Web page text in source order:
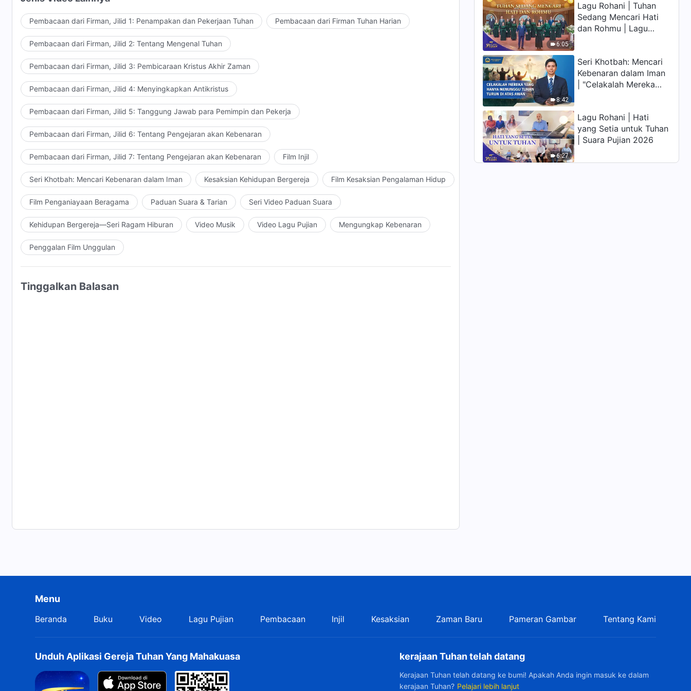
Pembacaan dari Firman, Jilid 1: Penampakan dan Pekerjaan Tuhan Pembacaan dari Firman Tuhan Harian
Pembacaan dari Firman, Jilid 2: Tentang Mengenal Tuhan
Pembacaan dari Firman, Jilid 3: Pembicaraan Kristus Akhir Zaman
Pembacaan dari Firman, Jilid 4: Menyingkapkan Antikristus
Pembacaan dari Firman, Jilid 5: Tanggung Jawab para Pemimpin dan Pekerja
Pembacaan dari Firman, Jilid 6: Tentang Pengejaran akan Kebenaran
Pembacaan dari Firman, Jilid 7: Tentang Pengejaran akan Kebenaran Film Injil
Seri Khotbah: Mencari Kebenaran dalam Iman Kesaksian Kehidupan Bergereja Film Kesaksian Pengalaman Hidup
Film Penganiayaan Beragama Paduan Suara & Tarian Seri Video Paduan Suara
Kehidupan Bergereja—Seri Ragam Hiburan Video Musik Video Lagu Pujian Mengungkap Kebenaran
Penggalan Film Unggulan
Tinggalkan Balasan
memiliki hidup yang
kekal"?
6:05
Lagu Rohani | Tuhan
Sedang Mencari Hati
dan Rohmu | Lagu
8:42
Seri Khotbah: Mencari
Kebenaran dalam Iman
| "Celakalah Mereka
Awan"
6:27
Lagu Rohani | Hati
yang Setia untuk Tuhan
| Suara Pujian 2026
Menu
Beranda Buku Video Lagu Pujian Pembacaan Injil Kesaksian Zaman Baru Pameran Gambar Tentang Kami
Unduh Aplikasi Gereja Tuhan Yang Mahakuasa kerajaan Tuhan telah datang
Kerajaan Tuhan telah datang ke bumi! Apakah Anda ingin masuk ke dalam
kerajaan Tuhan? Pelajari lebih lanjut